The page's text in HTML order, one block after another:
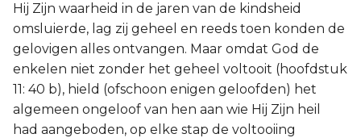
Hij Zijn waarheid in de jaren van de kindsheid
omsluierde, lag zij geheel en reeds toen konden de
gelovigen alles ontvangen. Maar omdat God de
enkelen niet zonder het geheel voltooit (hoofdstuk
11: 40 b), hield (ofschoon enigen geloofden) het
algemeen ongeloof van hen aan wie Hij Zijn heil
had aangeboden, op elke stap de voltooiing